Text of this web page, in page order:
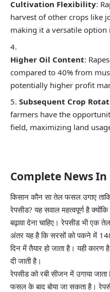
Cultivation Flexibility:
harvest of other crops like
making it a versatile option
Higher Oil Content:
compared to 40% from
potentially higher profit
Subsequent Crop
farmers have the
field, maximizing land
Complete News In
किसान कौन सा तेल फसल उगाए
रेपसीड? यह सवाल महत्वपूर्ण है
बढ़ावा देना चाहिए। रेपसीड भी
अंतर यह है कि सरसों को पकने में
दिन में तैयार हो जाता है। यही कारण
दी जाती है।
रेपसीड को रबी सीजन में उगाया
फसल के बाद बोया जा सकता है।